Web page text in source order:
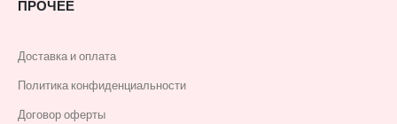
ПРОЧЕЕ
Доставка и оплата
Политика конфиденциальности
Договор оферты